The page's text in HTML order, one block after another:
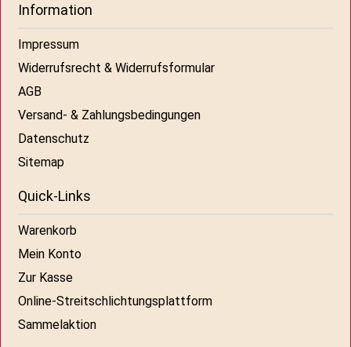
Information
Impressum
Widerrufsrecht & Widerrufsformular
AGB
Versand- & Zahlungsbedingungen
Datenschutz
Sitemap
Quick-Links
Warenkorb
Mein Konto
Zur Kasse
Online-Streitschlichtungsplattform
Sammelaktion